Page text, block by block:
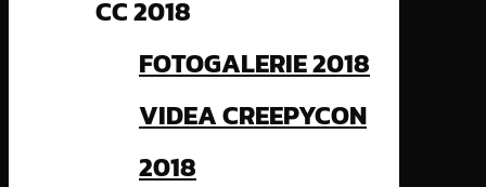
CC 2018
FOTOGALERIE 2018
VIDEA CREEPYCON
2018